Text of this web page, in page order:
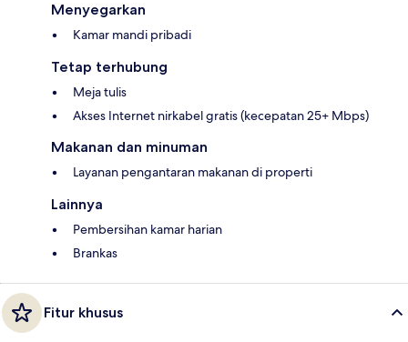
Menyegarkan
Kamar mandi pribadi
Tetap terhubung
Meja tulis
Akses Internet nirkabel gratis (kecepatan 25+ Mbps)
Makanan dan minuman
Layanan pengantaran makanan di properti
Lainnya
Pembersihan kamar harian
Brankas
Fitur khusus